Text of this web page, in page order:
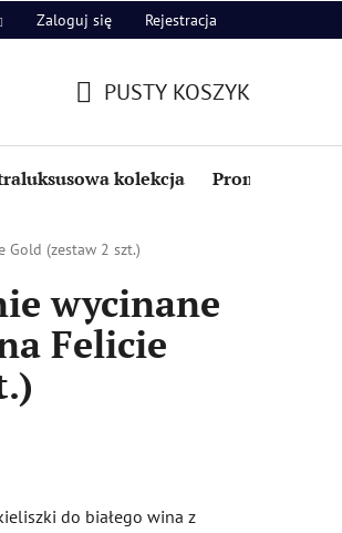
Zaloguj się Rejestracja
PUSTY KOSZYK
kolekcja Promocje i
Gold (zestaw 2 szt.)
wycinane
Felicie
do białego wina z